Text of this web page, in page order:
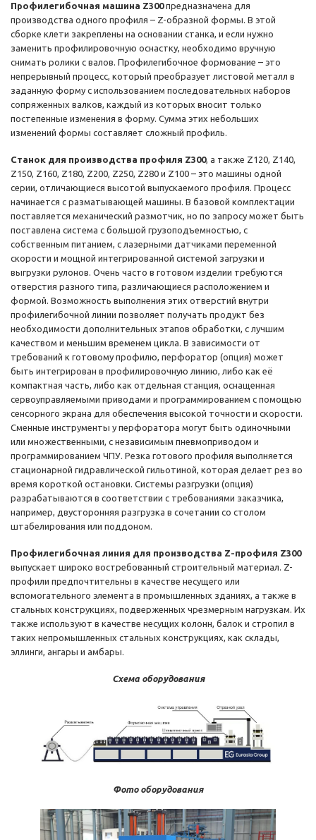
Профилегибочная машина Z300предназначена для
производства одного профиля – Z-образной формы. В этой
сборке клети закреплены на основании станка, и если нужно
заменить профилировочную оснастку, необходимо вручную
снимать ролики с валов. Профилегибочное формование – это
непрерывный процесс, который преобразует листовой металл в
заданную форму с использованием последовательных наборов
сопряженных валков, каждый из которых вносит только
постепенные изменения в форму. Сумма этих небольших
изменений формы составляет сложный профиль.
Станок для производства профиля Z300, а также Z120, Z140,
Z150, Z160, Z180, Z200, Z250, Z280 и Z100 – это машины одной
серии, отличающиеся высотой выпускаемого профиля. Процесс
начинается с разматывающей машины. В базовой комплектации
поставляется механический размотчик, но по запросу может быть
поставлена система с большой грузоподъемностью, с
собственным питанием, с лазерными датчиками переменной
скорости и мощной интегрированной системой загрузки и
выгрузки рулонов. Очень часто в готовом изделии требуются
отверстия разного типа, различающиеся расположением и
формой. Возможность выполнения этих отверстий внутри
профилегибочной линии позволяет получать продукт без
необходимости дополнительных этапов обработки, с лучшим
качеством и меньшим временем цикла. В зависимости от
требований к готовому профилю, перфоратор (опция) может
быть интегрирован в профилировочную линию, либо как её
компактная часть, либо как отдельная станция, оснащенная
сервоуправляемыми приводами и программированием с помощью
сенсорного экрана для обеспечения высокой точности и скорости.
Сменные инструменты у перфоратора могут быть одиночными
или множественными, с независимым пневмоприводом и
программированием ЧПУ. Резка готового профиля выполняется
стационарной гидравлической гильотиной, которая делает рез во
время короткой остановки. Системы разгрузки (опция)
разрабатываются в соответствии с требованиями заказчика,
например, двусторонняя разгрузка в сочетании со столом
штабелирования или поддоном.
Профилегибочная линия для производства Z-профиля Z300
выпускает широко востребованный строительный материал. Z-
профили предпочтительны в качестве несущего или
вспомогательного элемента в промышленных зданиях, а также в
стальных конструкциях, подверженных чрезмерным нагрузкам. Их
также используют в качестве несущих колонн, балок и стропил в
таких непромышленных стальных конструкциях, как склады,
эллинги, ангары и амбары.
Схема оборудования
Фото оборудования